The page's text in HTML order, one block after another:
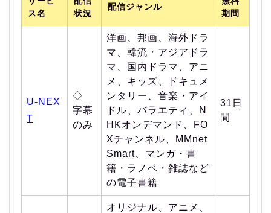
ス名
状況
配信ジャンル
期間
U-NEX
T
◇
字幕
のみ
洋画、邦画、海外ドラ
マ、韓流・アジアドラ
マ、国内ドラマ、アニ
メ、キッズ、ドキュメ
ンタリー、音楽・アイ
ドル、バラエティ、N
HKオンデマンド、FO
Xチャンネル、MMnet
Smart、マンガ・書
籍・ラノベ・雑誌など
の電子書籍
31日
間
オリジナル、アニメ、